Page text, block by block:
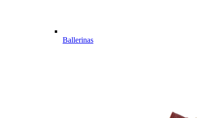
Ballerinas